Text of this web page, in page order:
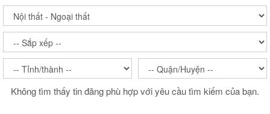
Không tìm thấy tin đăng phù hợp với yêu cầu tìm kiếm của bạn.